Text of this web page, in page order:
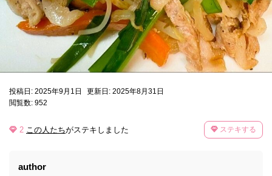
投稿日: 2025年9月1日
更新日: 2025年8月31日
閲覧数: 952
2 この人たちがステキしました ステキする
author